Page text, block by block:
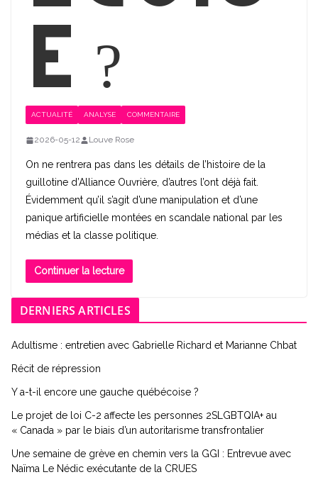
e ?
ACTUALITÉ ANALYSE COMMENTAIRE
2026-05-12 Louve Rose
On ne rentrera pas dans les détails de l’histoire de la
guillotine d’Alliance Ouvrière, d’autres l’ont déjà fait.
Évidemment qu’il s’agit d’une manipulation et d’une
panique artificielle montées en scandale national par les
médias et la classe politique.
Continuer la lecture
DERNIERS ARTICLES
Adultisme : entretien avec Gabrielle Richard et Marianne Chbat
Récit de répression
Y a-t-il encore une gauche québécoise ?
Le projet de loi C-2 affecte les personnes 2SLGBTQIA+ au
« Canada » par le biais d’un autoritarisme transfrontalier
Une semaine de grève en chemin vers la GGI : Entrevue avec
Naïma Le Nédic exécutante de la CRUES